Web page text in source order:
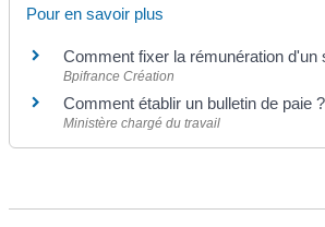
Pour en savoir plus
Comment fixer la rémunération d'un
Bpifrance Création
Comment établir un bulletin de paie ?
Ministère chargé du travail